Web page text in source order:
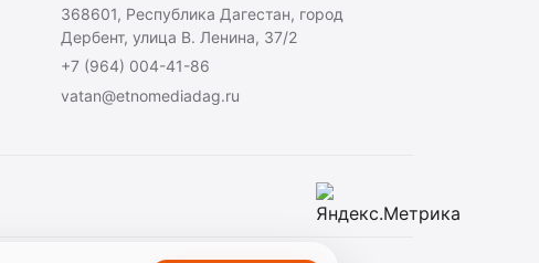
368601, Республика Дагестан, город
Дербент, улица В. Ленина, 37/2
+7 (964) 004-41-86
vatan@etnomediadag.ru